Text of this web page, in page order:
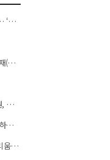
시구절에 담아내는 내 인생의 기록… ‘시로 쓰는 자서전’
일상의 현상학과 존재의 서사: 일상재(日常材)의 시적 환치와 자아 성찰】
여름을 지나는 네 개의 시선 "정덕원, 나지윤, 민선홍, 정윤하 작가" 4인 展
【의식의 풍경화: 시적 언어로 구축하는 실존의 미학】
‘인생은 사랑의 여정’…양승본, ‘그리움의 빛’